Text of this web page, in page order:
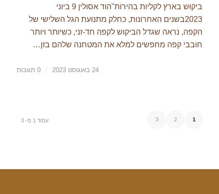
ביקוּש בארץ לקליות בהירוֹת"הוד אסולין 9 ביוני
2023בשנים האחרונות, כחלק מתנועת הגל השלישי של
הקפה, נראה שגדל הביקוש לקפה חד-זני, כשיותר ויותר
חובבי קפה מחפשים למלא את המטחנה שלהם בזן…
24 באוגוסט 2023 / 0 תגובות
עמוד 1 מ- 3 1
2
3